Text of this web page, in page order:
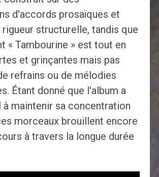
d'accords prosaïques et
rigueur structurelle, tandis que
« Tambourine » est tout en
et grinçantes mais pas
refrains ou de mélodies
Étant donné que l'album a
à maintenir sa concentration
morceaux brouillent encore
à travers la longue durée